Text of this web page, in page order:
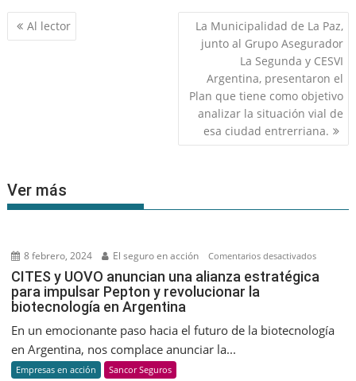
Navegación
de
Al lector
La Municipalidad de La Paz,
junto al Grupo Asegurador
La Segunda y CESVI
Argentina, presentaron el
Plan que tiene como objetivo
analizar la situación vial de
esa ciudad entrerriana.
Ver más
8 febrero, 2024 El seguro en acción Comentarios desactivadosen
CITES
anuncian
CITES y UOVO anuncian una alianza estratégica
para impulsar Pepton y revolucionar la
biotecnología en Argentina
En un emocionante paso hacia el futuro de la biotecnología
en Argentina, nos complace anunciar la...
Empresas en acción Sancor Seguros